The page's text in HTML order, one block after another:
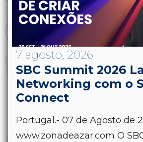
7 agosto, 2026
SBC Summit 2026
Networking com o
Connect
Portugal.- 07 de Agosto de
www.zonadeazar.com O